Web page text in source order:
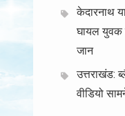
केदारनाथ
घायल युवक
जान
उत्तराखंड:
वीडियो